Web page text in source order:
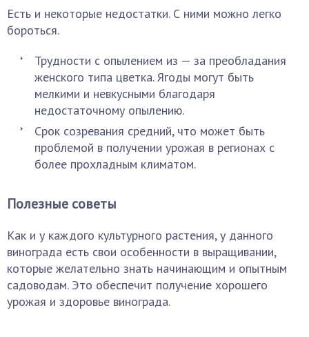
Есть и некоторые недостатки. С ними можно легко
бороться.
Трудности с опылением из — за преобладания
женского типа цветка. Ягоды могут быть
мелкими и невкусными благодаря
недостаточному опылению.
Срок созревания средний, что может быть
проблемой в получении урожая в регионах с
более прохладным климатом.
Полезные советы
Как и у каждого культурного растения, у данного
винограда есть свои особенности в выращивании,
которые желательно знать начинающим и опытным
садоводам. Это обеспечит получение хорошего
урожая и здоровье винограда.